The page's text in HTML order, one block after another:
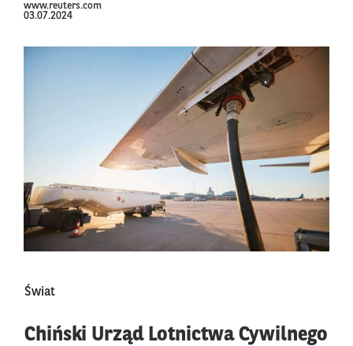
www.reuters.com
03.07.2024
Świat
Chiński Urząd Lotnictwa Cywilnego